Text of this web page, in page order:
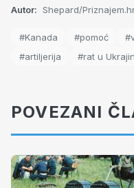
Autor: Shepard/
#Kanada #pomoć
#artiljerija
#rat u
POVEZANI